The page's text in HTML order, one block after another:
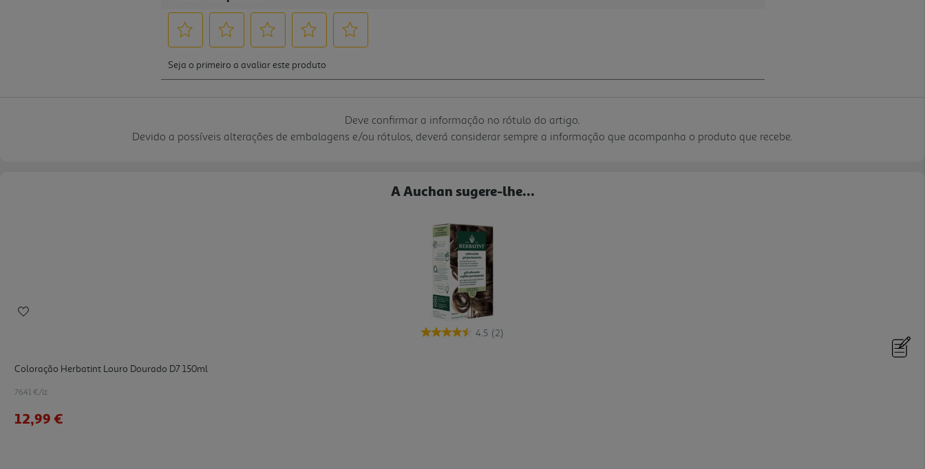
Deve confirmar a informação no rótulo do artigo.
Devido a possíveis alterações de embalagens e/ou rótulos, deverá considerar sempre a informação que acompanha o produto que recebe.
A Auchan sugere-lhe...
4.5 (2)
Coloração Herbatint Louro Dourado D7 150ml
76.41 €/Lt
12,99 €